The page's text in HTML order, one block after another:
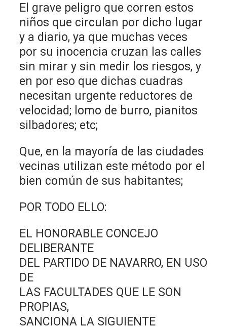
El grave peligro que corren estos
niños que circulan por dicho lugar
y a diario, ya que muchas veces
por su inocencia cruzan las calles
sin mirar y sin medir los riesgos, y
en por eso que dichas cuadras
necesitan urgente reductores de
velocidad; lomo de burro, pianitos
silbadores; etc;
Que, en la mayoría de las ciudades
vecinas utilizan este método por el
bien común de sus habitantes;
POR TODO ELLO:
EL HONORABLE CONCEJO
DELIBERANTE
DEL PARTIDO DE NAVARRO, EN USO
DE
LAS FACULTADES QUE LE SON
PROPIAS,
SANCIONA LA SIGUIENTE